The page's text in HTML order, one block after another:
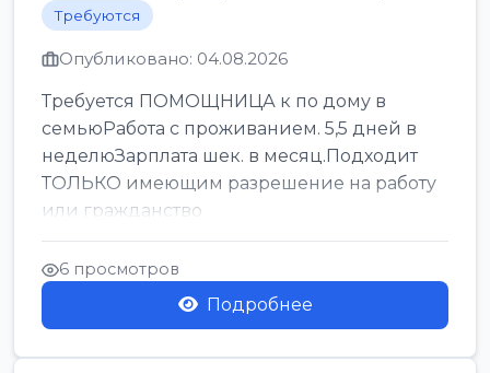
Требуются
Опубликовано: 04.08.2026
Требуется ПОМОЩНИЦА к по дому в
семьюРабота с проживанием. 5,5 дней в
неделюЗарплата шек. в месяц.Подходит
ТОЛЬКО имеющим разрешение на работу
или гражданство
6 просмотров
Подробнее